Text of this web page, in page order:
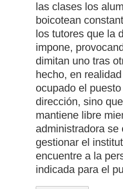
las clases los
boicotean
los tutores que la
impone,
dimitan uno tras
hecho, en
ocupado el
dirección, sino
mantiene libre
administradora se
gestionar el
encuentre a la
indicada para el